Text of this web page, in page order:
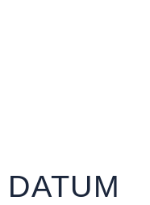
DATUM